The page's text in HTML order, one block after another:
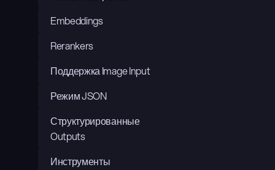
Embeddings
Rerankers
Поддержка Image Input
Режим JSON
Структурированные
Outputs
Инструменты